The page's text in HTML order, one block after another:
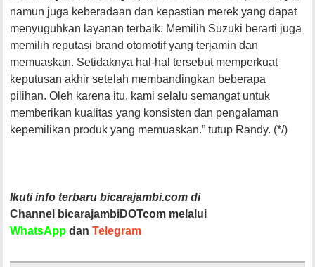
namun juga keberadaan dan kepastian merek yang dapat
menyuguhkan layanan terbaik. Memilih Suzuki berarti juga
memilih reputasi brand otomotif yang terjamin dan
memuaskan. Setidaknya hal-hal tersebut memperkuat
keputusan akhir setelah membandingkan beberapa
pilihan. Oleh karena itu, kami selalu semangat untuk
memberikan kualitas yang konsisten dan pengalaman
kepemilikan produk yang memuaskan.” tutup Randy. (*/)
Ikuti info terbaru bicarajambi.com di
Channel bicarajambiDOTcom melalui
WhatsApp danTelegram